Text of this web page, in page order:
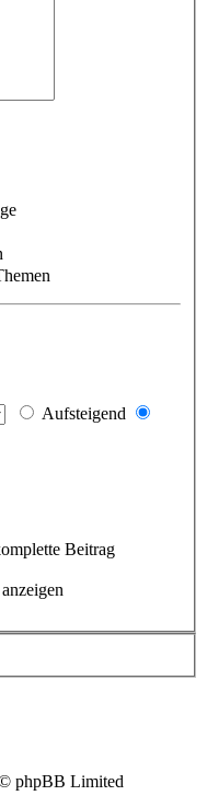
Aufsteigend
Beitrag
phpBB Limited